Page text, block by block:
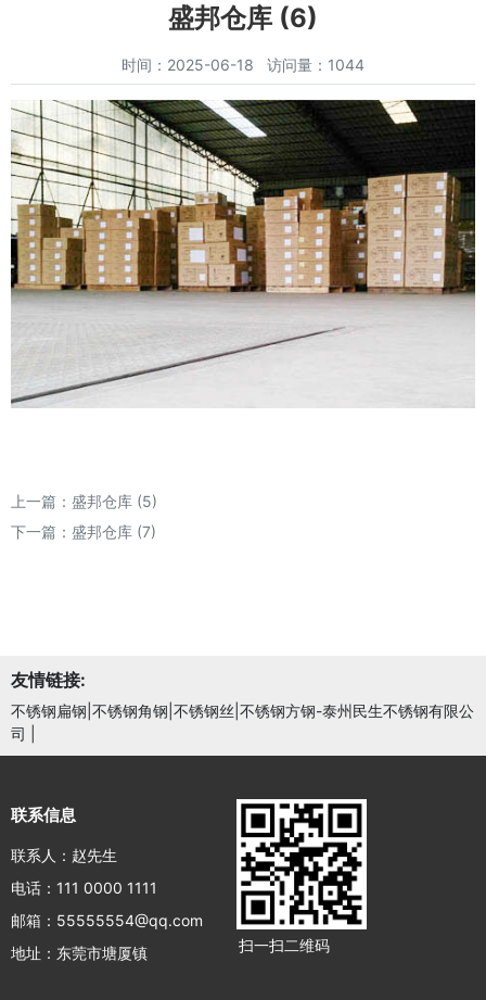
盛邦仓库 (6)
时间：2025-06-18 访问量：1044
上一篇： 盛邦仓库 (5)
下一篇： 盛邦仓库 (7)
友情链接:
不锈钢扁钢|不锈钢角钢|不锈钢丝|不锈钢方钢-泰州民生不锈钢有限公
司
联系信息
联系人：赵先生
电话：111 0000 1111
邮箱：55555554@qq.com
地址：东莞市塘厦镇
扫一扫二维码